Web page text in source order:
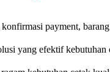
payment,
yang efektif kebutuhan